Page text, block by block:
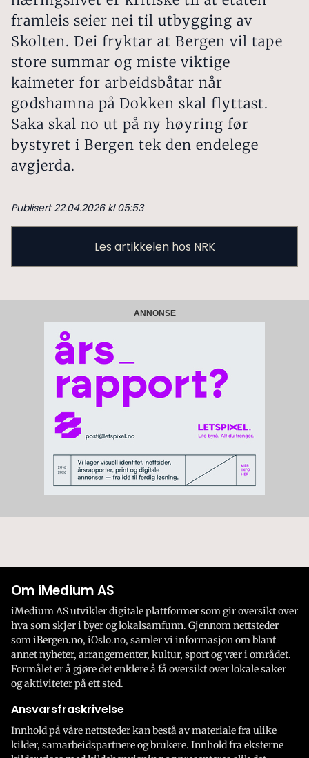
framleis seier nei til utbygging av
Skolten. Dei fryktar at Bergen vil tape
store summar og miste viktige
kaimeter for arbeidsbåtar når
godshamna på Dokken skal flyttast.
Saka skal no ut på ny høyring før
bystyret i Bergen tek den endelege
avgjerda.
Publisert 22.04.2026 kl 05:53
Les artikkelen hos NRK
ANNONSE
Om iMedium AS
iMedium AS utvikler digitale plattformer som gir oversikt over
hva som skjer i byer og lokalsamfunn. Gjennom nettsteder
som iBergen.no, iOslo.no, samler vi informasjon om blant
annet nyheter, arrangementer, kultur, sport og vær i området.
Formålet er å gjøre det enklere å få oversikt over lokale saker
og aktiviteter på ett sted.
Ansvarsfraskrivelse
Innhold på våre nettsteder kan bestå av materiale fra ulike
kilder, samarbeidspartnere og brukere. Innhold fra eksterne